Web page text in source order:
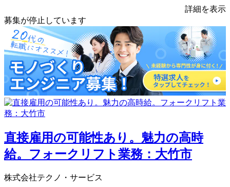
詳細を表示
募集が停止しています
直接雇用の可能性あり。魅力の高時
給。フォークリフト業務：大竹市
株式会社テクノ・サービス